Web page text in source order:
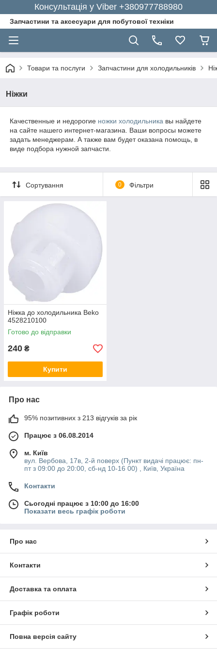
Консультація у Viber +380977788980
Запчастини та аксесуари для побутової техніки
Товари та послуги Запчастини для холодильників
Ніжки
Качественные и недорогие ножки холодильника вы найдете
на сайте нашего интернет-магазина. Ваши вопросы можете
задать менеджерам. А также вам будет оказана помощь, в
виде подбора нужной запчасти.
Сортування 0 Фільтри
Ніжка до холодильника Beko
4528210100
Готово до відправки
240 ₴
Купити
Про нас
95% позитивних з 213 відгуків за рік
Працює з 06.08.2014
м. Київ
вул. Вербова, 17в, 2-й поверх (Пункт видачі працює: пн-
пт з 09:00 до 20:00, сб-нд 10-16 00) , Київ, Україна
Контакти
Сьогодні працює з 10:00 до 16:00
Показати весь графік роботи
Про нас
Контакти
Доставка та оплата
Графік роботи
Повна версія сайту